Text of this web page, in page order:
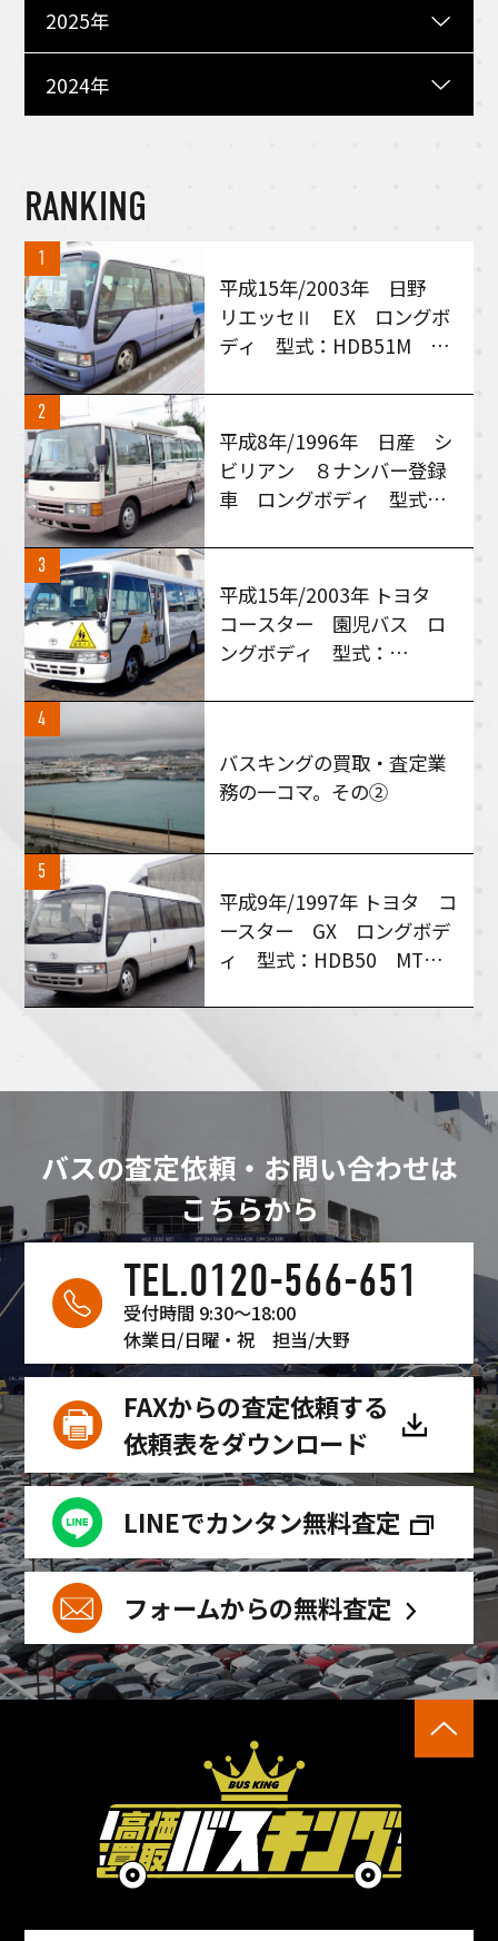
2025年
2024年
RANKING
1
平成15年/2003年 日野
リエッセⅡ EX ロングボ
ディ 型式：HDB51M MT
きました！
2
平成8年/1996年 日産 シ
ビリアン ８ナンバー登録
車 ロングボディ 型式：
取りさせて頂きました！
3
平成15年/2003年 トヨタ
コースター 園児バス ロ
ングボディ 型式：
せて頂きました！
4
バスキングの買取・査定業
務の一コマ。その②
5
平成9年/1997年 トヨタ コ
ースター GX ロングボデ
ィ 型式：HDB50 MT６
した！
バスの査定依頼・お問い合わせは
こちらから
TEL.0120-566-651
受付時間 9:30〜18:00
休業日/日曜・祝 担当/大野
FAXからの査定依頼する
依頼表をダウンロード
LINEでカンタン無料査定
フォームからの無料査定